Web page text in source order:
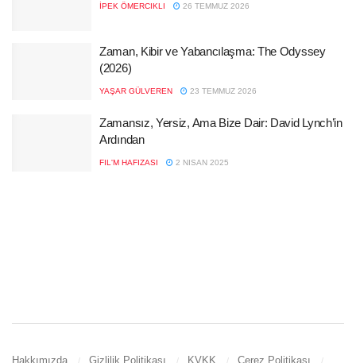
İPEK ÖMERCIKLI 26 TEMMUZ 2026
Zaman, Kibir ve Yabancılaşma: The Odyssey
(2026)
YAŞAR GÜLVEREN 23 TEMMUZ 2026
Zamansız, Yersiz, Ama Bize Dair: David Lynch’in
Ardından
FIL'M HAFIZASI 2 NISAN 2025
Hakkımızda Gizlilik Politikası KVKK Çerez Politikası